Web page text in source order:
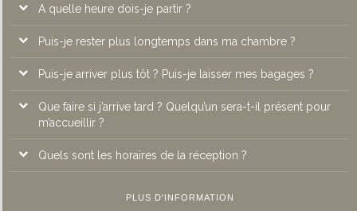
A l’Atrium Hôtel****, les chambres sont disponibles à partir de
14h.
A quelle heure dois-je partir ?
Les chambres doivent être remises à la disposition de la
réception avant 12 heures
Puis-je rester plus longtemps dans ma chambre ?
Pour une demande de départ tardif, les clients doivent se
rendre à la réception pour savoir si la chambre est encore
disponible et connaître le tarif de ce départ tardif.
Puis-je arriver plus tôt ? Puis-je laisser mes bagages ?
Vous avez la possibilité d’arriver plus tôt suivant la
disponibilité de votre chambre.
Que faire si j’arrive tard ? Quelqu’un sera-t-il présent pour
m’accueillir ?
Notre réception est ouverte 7 jours sur 7 et 24/24, une
accueillir selon votre heure d’arrivée.
Quels sont les horaires de la réception ?
Notre réception est ouverte 7 jours sur 7 et 24/24.
PLUS D'INFORMATION